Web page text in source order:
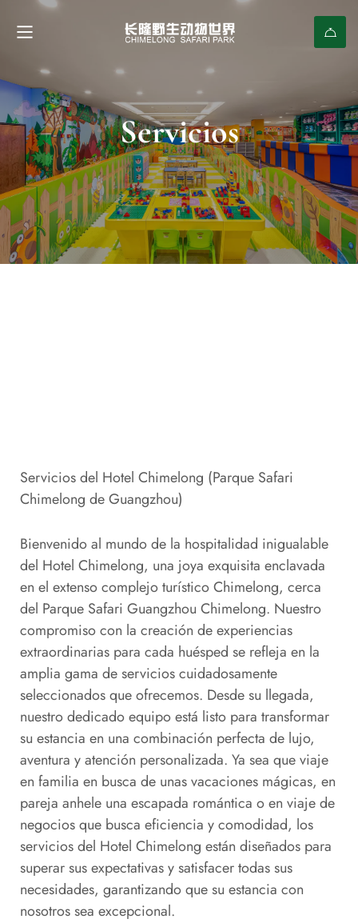
Servicios
Servicios del Hotel Chimelong (Parque Safari
Chimelong de Guangzhou)
Bienvenido al mundo de la hospitalidad inigualable
del Hotel Chimelong, una joya exquisita enclavada
en el extenso complejo turístico Chimelong, cerca
del Parque Safari Guangzhou Chimelong. Nuestro
compromiso con la creación de experiencias
extraordinarias para cada huésped se refleja en la
amplia gama de servicios cuidadosamente
seleccionados que ofrecemos. Desde su llegada,
nuestro dedicado equipo está listo para transformar
su estancia en una combinación perfecta de lujo,
aventura y atención personalizada. Ya sea que viaje
en familia en busca de unas vacaciones mágicas, en
pareja anhele una escapada romántica o en viaje de
negocios que busca eficiencia y comodidad, los
servicios del Hotel Chimelong están diseñados para
superar sus expectativas y satisfacer todas sus
necesidades, garantizando que su estancia con
nosotros sea excepcional.